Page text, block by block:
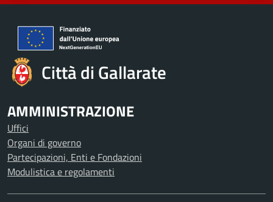
Città di Gallarate
AMMINISTRAZIONE
Uffici
Organi di governo
Partecipazioni, Enti e Fondazioni
Modulistica e regolamenti